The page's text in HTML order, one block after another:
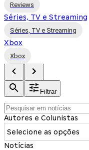
Reviews
Séries, TV e Streaming
Séries, TV e Streaming
Xbox
Xbox
Filtrar
Autores e Colunistas
Selecione as opções
Notícias